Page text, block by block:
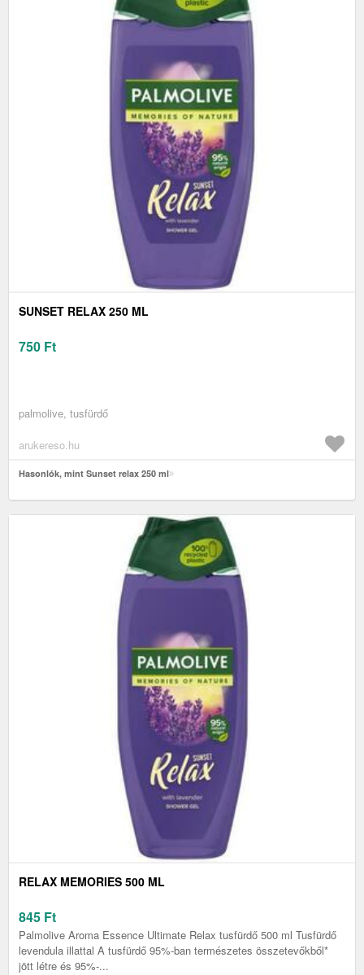
SUNSET RELAX 250 ML
750 Ft
palmolive, tusfürdő
arukereso.hu
Hasonlók, mint Sunset relax 250 ml
RELAX MEMORIES 500 ML
845 Ft
Palmolive Aroma Essence Ultimate Relax tusfürdő 500 ml Tusfürdő
levendula illattal A tusfürdő 95%-ban természetes összetevőkből*
jött létre és 95%-...